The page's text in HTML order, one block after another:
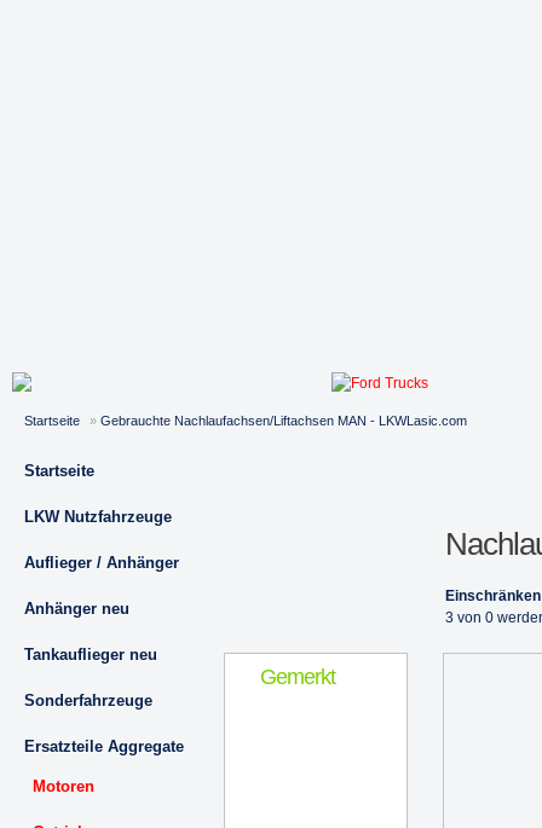
Startseite » Gebrauchte Nachlaufachsen/Liftachsen MAN - LKWLasic.com
Startseite
LKW Nutzfahrzeuge
Auflieger / Anhänger
Anhänger neu
Tankauflieger neu
Sonderfahrzeuge
Ersatzteile Aggregate
Motoren
3 von 0
Gemerkt